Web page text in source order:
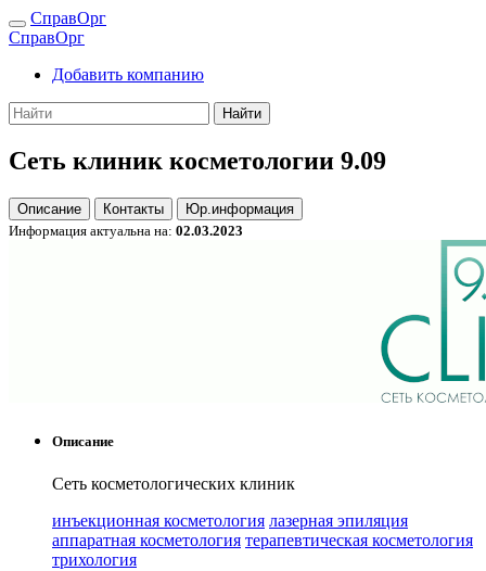
СправОрг
СправОрг
Добавить компанию
Найти
Сеть клиник косметологии 9.09
Описание Контакты
Юр.информация
Информация актуальна на: 02.03.2023
Описание
Сеть косметологических клиник
инъекционная косметология лазерная эпиляция
аппаратная косметология терапевтическая косметология
трихология